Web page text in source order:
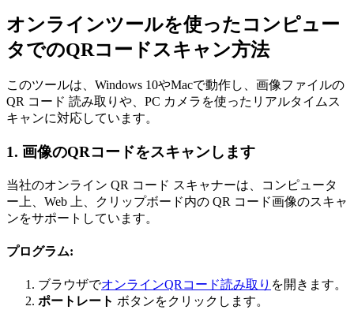
オンラインツールを使ったコンピュー
タでのQRコードスキャン方法
このツールは、Windows 10やMacで動作し、画像ファイルの
QR コード 読み取りや、PC カメラを使ったリアルタイムス
キャンに対応しています。
1. 画像のQRコードをスキャンします
当社のオンライン QR コード スキャナーは、コンピュータ
ー上、Web 上、クリップボード内の QR コード画像のスキャ
ンをサポートしています。
プログラム:
ブラウザでオンラインQRコード読み取り を開きます。
ポートレート ボタンをクリックします。